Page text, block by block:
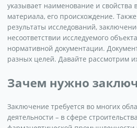
указывает наименование и свойства
материала, его происхождение.
результаты исследований,
несоответствии исследуемого
нормативной документации.
разных целей. Давайте рассмотрим
Зачем нужно
Заключение требуется во многих
деятельности – в сфере